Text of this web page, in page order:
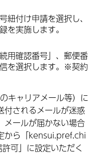
紐付け申請を選択し、
を実施します。
用確認番号」、郵便番
を選択します。※契約
キャリアメール等）に
付されるメールが迷惑
メールが届かない場合
から「kensui.pref.chi
可」に設定いただく